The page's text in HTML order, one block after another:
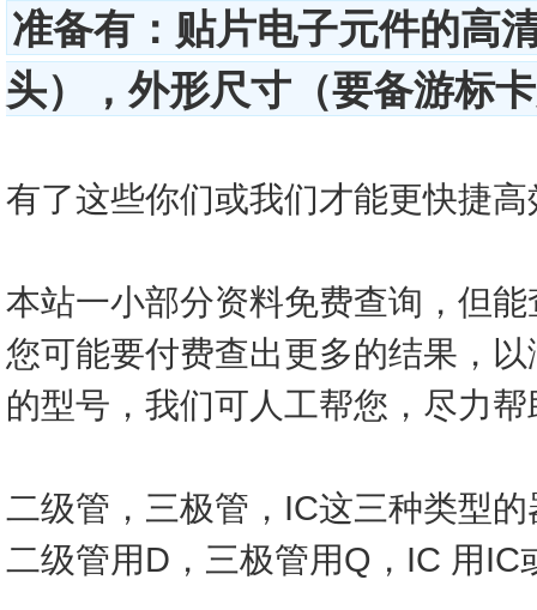
准备有：贴片电子元件的高
头），外形尺寸（要备游标
有了这些你们或我们才能更快捷
本站一小部分资料免费查询，但
您可能要付费查出更多的结果，
的型号，我们可人工帮您，尽力
二级管，三极管，IC这三种类型
二级管用D，三极管用Q，IC 用IC